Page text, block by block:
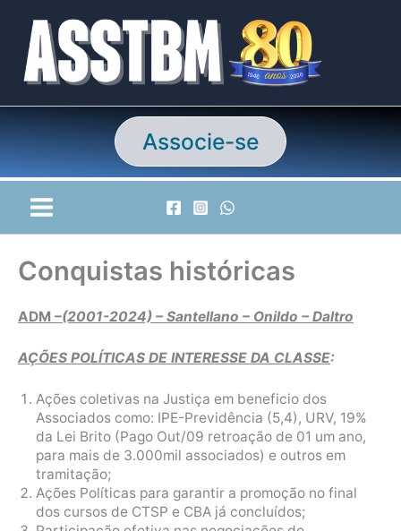
conteúdo
Associe-se
Conquistas históricas
ADM –(2001-2024) – Santellano – Onildo – Daltro
AÇÕES POLÍTICAS DE INTERESSE DA CLASSE:
Ações coletivas na Justiça em beneficio dos
Associados como: IPE-Previdência (5,4), URV, 19%
da Lei Brito (Pago Out/09 retroação de 01 um ano,
para mais de 3.000mil associados) e outros em
tramitação;
Ações Políticas para garantir a promoção no final
dos cursos de CTSP e CBA já concluídos;